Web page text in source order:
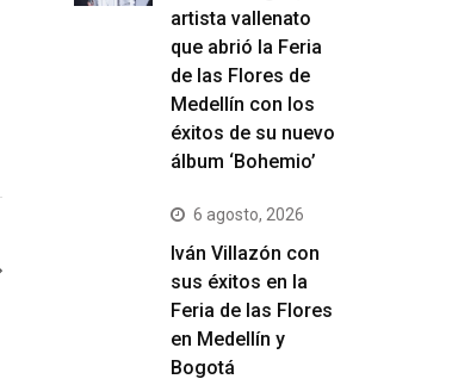
artista vallenato
que abrió la Feria
de las Flores de
Medellín con los
éxitos de su nuevo
álbum ‘Bohemio’
6 agosto, 2026
Iván Villazón con
sus éxitos en la
Feria de las Flores
en Medellín y
Bogotá